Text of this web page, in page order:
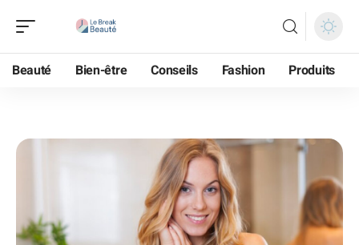
Beauté Bien-être Conseils Fashion Produits